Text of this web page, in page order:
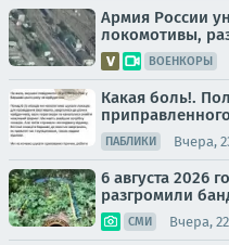
Армия России
локомотивы,
ВОЕНКОРЫ
Какая боль!.
ПАБЛИКИ Вчера,
6 августа 2026
разгромили
СМИ Вчера,